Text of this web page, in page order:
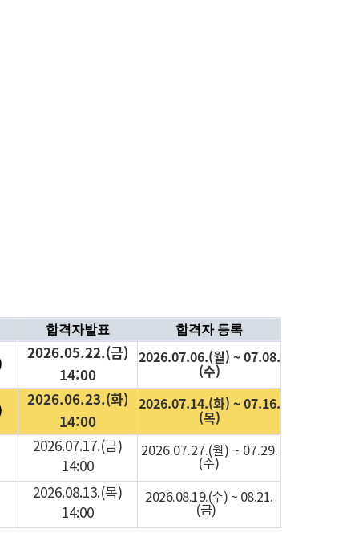
합격자발표 합격자 등록
2026.05.22.(금)
14:00
2026.07.06.(월) ~ 07.08.
(수)
2026.06.23.(화)
14:00
2026.07.14.(화) ~ 07.16.
(목)
2026.07.17.(금)
14:00
2026.07.27.(월) ~ 07.29.
(수)
2026.08.13.(목)
14:00
2026.08.19.(수) ~ 08.21.
(금)